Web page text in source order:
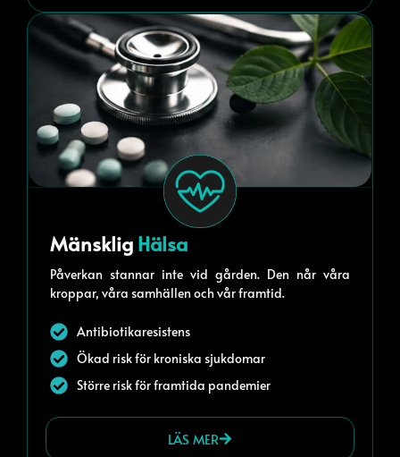
Mänsklig Hälsa
Påverkan stannar inte vid gården. Den når våra
kroppar, våra samhällen och vår framtid.
Antibiotikaresistens
Ökad risk för kroniska sjukdomar
Större risk för framtida pandemier
LÄS MER